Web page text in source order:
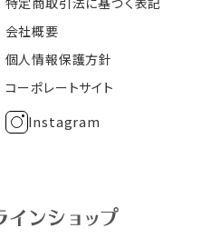
会社概要
個人情報保護方針
コーポレートサイト
Instagram